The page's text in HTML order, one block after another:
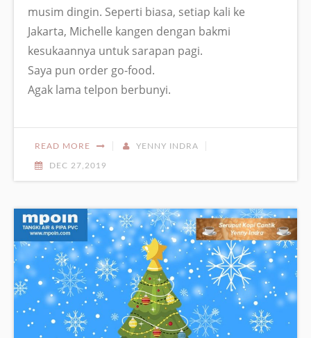
musim dingin. Seperti biasa, setiap kali ke
Jakarta, Michelle kangen dengan bakmi
kesukaannya untuk sarapan pagi.
Saya pun order go-food.
Agak lama telpon berbunyi.
READ MORE YENNY INDRA
DEC 27,2019